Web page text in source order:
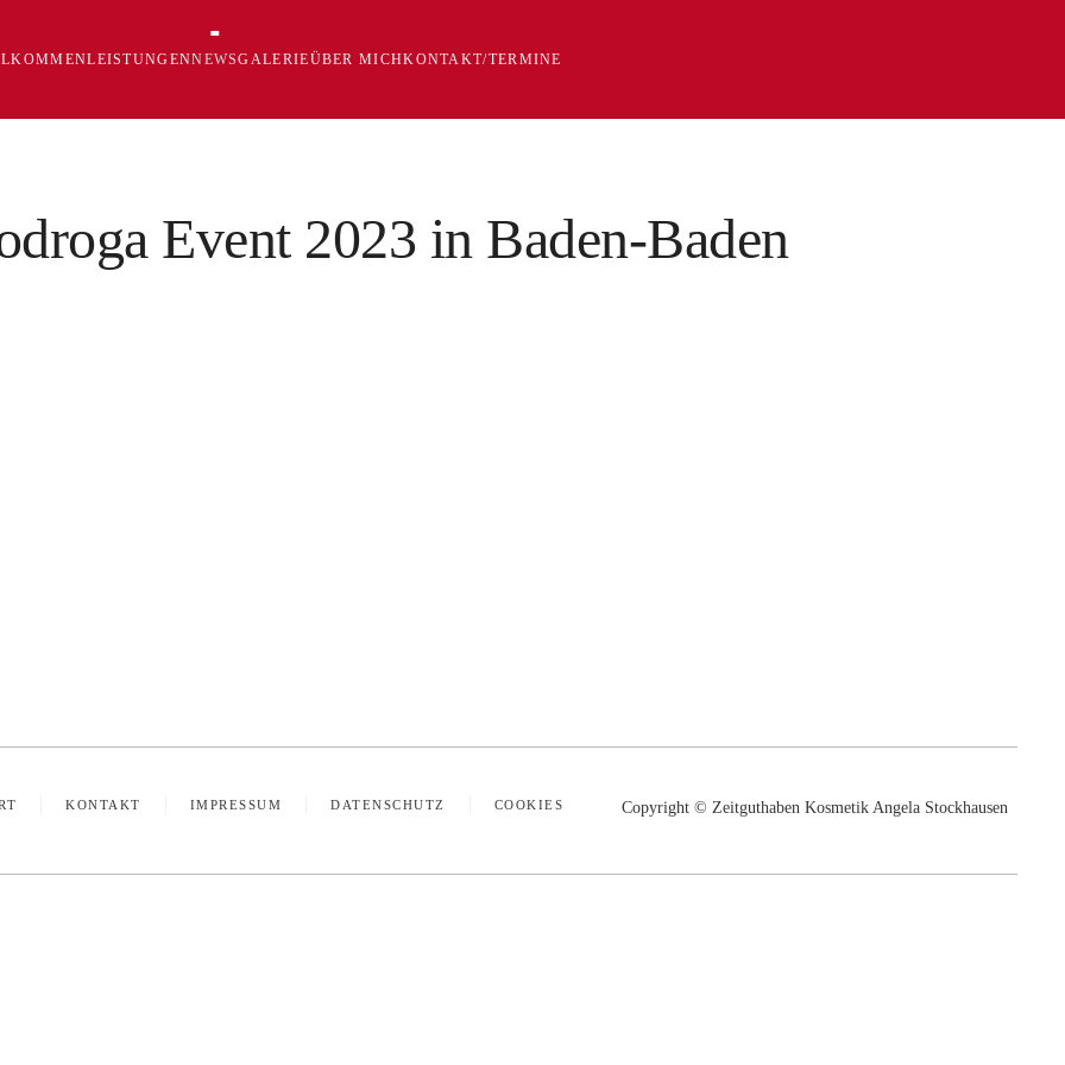
LEISTUNGENNEWSGALERIEÜBER MICHKONTAKT/TERMINE
Event 2023 in Baden-Baden
KONTAKT IMPRESSUM DATENSCHUTZ COOKIES Copyright © Zeitguthaben Kosmetik Angela Stockhausen